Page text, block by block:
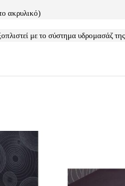
ακρυλικό)
με το σύστημα υδρομασάζ